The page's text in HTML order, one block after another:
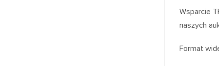
Wsparcie
naszych
Format